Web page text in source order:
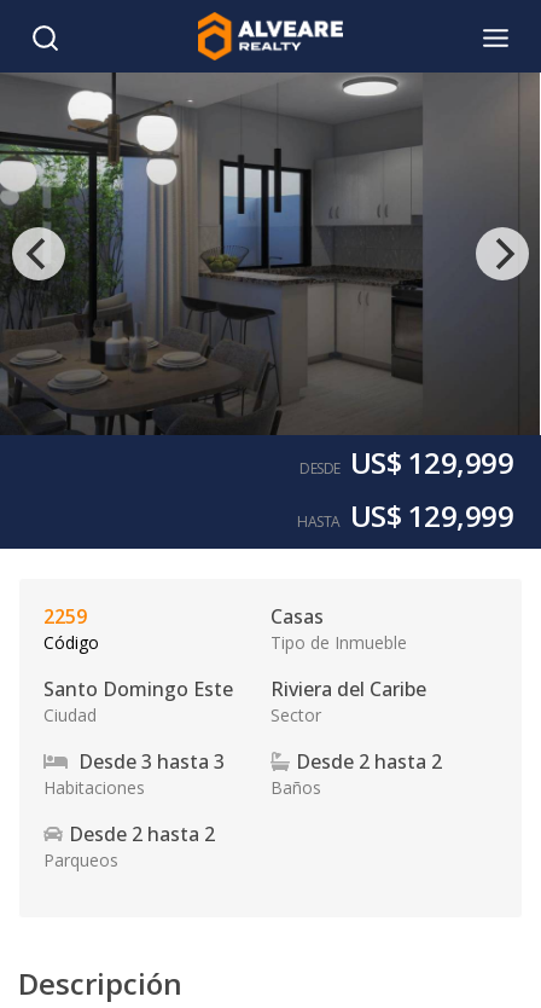
DESDE US$ 129,999
HASTA US$ 129,999
2259
Código
Casas
Tipo de Inmueble
Santo Domingo Este
Ciudad
Riviera del Caribe
Sector
Desde3 hasta 3
Habitaciones
Desde 2 hasta 2
Baños
Desde 2 hasta 2
Parqueos
Descripción